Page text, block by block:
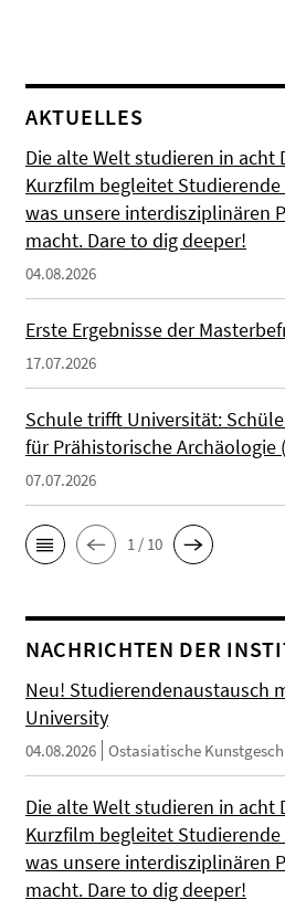
AKTUELLES
Die alte Welt studieren in acht
Kurzfilm begleitet Studierende
was unsere interdisziplinären
macht. Dare to dig deeper!
04.08.2026
Erste Ergebnisse der
17.07.2026
Schule trifft Universität:
für Prähistorische Archäologie
07.07.2026
1 / 10
NACHRICHTEN DER
Neu! Studierendenaustausch
University
04.08.2026 Ostasiatische
Die alte Welt studieren in acht
Kurzfilm begleitet Studierende
was unsere interdisziplinären
macht. Dare to dig deeper!